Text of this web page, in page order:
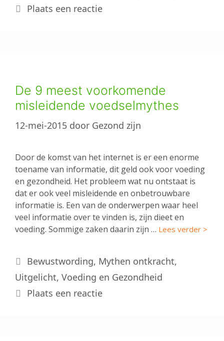
Plaats een reactie
De 9 meest voorkomende
misleidende voedselmythes
12-mei-2015 door Gezond zijn
Door de komst van het internet is er een enorme
toename van informatie, dit geld ook voor voeding
en gezondheid. Het probleem wat nu ontstaat is
dat er ook veel misleidende en onbetrouwbare
informatie is. Een van de onderwerpen waar heel
veel informatie over te vinden is, zijn dieet en
voeding. Sommige zaken daarin zijn … Lees verder >
Categorieën
Bewustwording, Mythen ontkracht,
Uitgelicht, Voeding en Gezondheid
Plaats een reactie